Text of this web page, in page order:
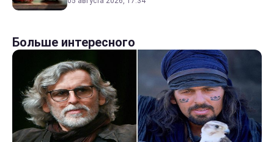
Больше интересного